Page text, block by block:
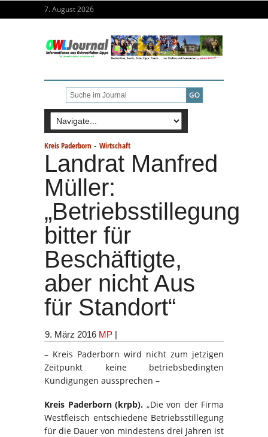
7. August 2026
Kreis Paderborn - Wirtschaft
Landrat Manfred
Müller:
„Betriebsstillegung
bitter für
Beschäftigte,
aber nicht Aus
für Standort“
9. März 2016 MP |
– Kreis Paderborn wird nicht zum jetzigen
Zeitpunkt keine betriebsbedingten
Kündigungen aussprechen –
Kreis Paderborn (krpb). „Die von der Firma
Westfleisch entschiedene Betriebsstillegung
für die Dauer von mindestens drei Jahren ist